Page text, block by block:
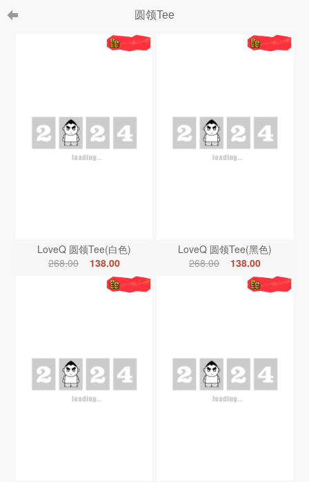
圆领Tee
LoveQ 圆领Tee(白色)
268.00
138.00
LoveQ 圆领Tee(黑色)
268.00
138.00